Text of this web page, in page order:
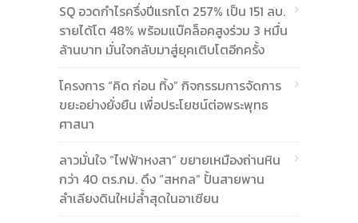
SQ อวดกำไรครึ่งปีแรกโต 257% เป็น 151 ลบ.
รายได้โต 48% พร้อมแบ๊คล็อคสูงร่วม 3 หมื่น
ล้านบาท มั่นใจกลับมาสู่ยุคเติบโตอีกครั้ง
โครงการ “คิด ก่อน ทิ้ง” กิจกรรมการจัดการ
ขยะอย่างยั่งยืน เพื่อประโยชน์ต่อพระพุทธ
ศาสนา
ลาวมั่นใจ “ไฟฟ้าหงสา” ขยายเหมืองถ่านหิน
กว่า 40 ตร.กม. ดึง “สหกล” ปั้นสายพาน
ลำเลียงดินใหม่ล้ำสุดในอาเซียน